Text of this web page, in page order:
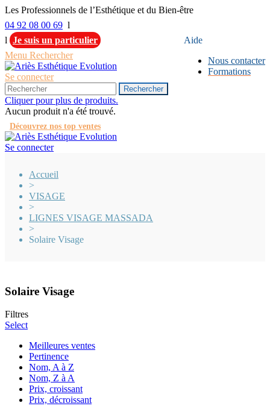
Les Professionnels de l’Esthétique et du Bien-être
04 92 08 00 69 l
Aide
Nous contacter
Formations
l Je suis un particulier
Menu Rechercher
Se connecter
Rechercher
Cliquer pour plus de produits.
Aucun produit n'a été trouvé.
Découvrez nos top ventes
Se connecter
Accueil
>
VISAGE
>
LIGNES VISAGE MASSADA
>
Solaire Visage
Solaire Visage
Filtres
Select
Meilleures ventes
Pertinence
Nom, A à Z
Nom, Z à A
Prix, croissant
Prix, décroissant